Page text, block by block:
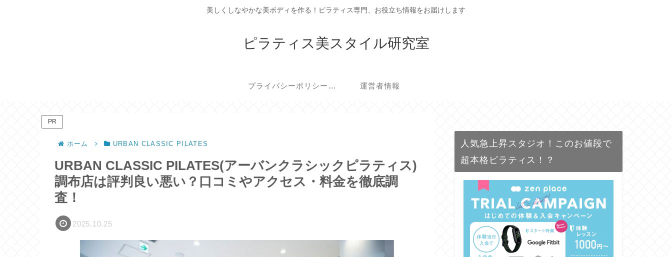
美しくしなやかな美ボディを作る！ピラティス専門、お役立ち情報をお届けします
ピラティス美スタイル研究室
プライバシーポリシー・免責事項 運営者情報
PR
ホーム URBAN CLASSIC PILATES
URBAN CLASSIC PILATES(アーバンクラシックピラティス)
調布店は評判良い悪い？口コミやアクセス・料金を徹底調
査！
2025.10.25
人気急上昇スタジオ！このお値段で
超本格ピラティス！？